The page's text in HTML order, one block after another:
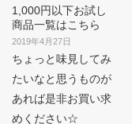
1,000円以下お試し
商品一覧はこちら
2019年4月27日
ちょっと味見してみ
たいなと思うものが
あれば是非お買い求
めください☆